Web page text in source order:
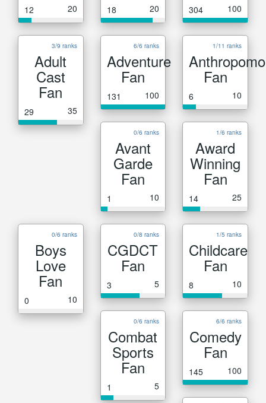
12 20 18 20 304 100
3/9 ranks
Adult
Cast
Fan
29 35
6/6 ranks
Adventure
Fan
131 100
1/11 ranks
Fan
6 10
0/6 ranks
Avant
Garde
Fan
1 10
1/6 ranks
Award
Winning
Fan
14 25
0/6 ranks
Boys
Love
Fan
0 10
0/8 ranks
CGDCT
Fan
3 5
1/5 ranks
Childcare
Fan
8 10
0/6 ranks
Combat
Sports
Fan
1 5
6/6 ranks
Comedy
Fan
145 100